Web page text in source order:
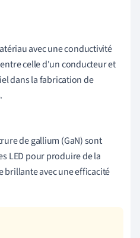
avec une conductivité
celle d'un conducteur et
dans la fabrication de
de gallium (GaN) sont
LED pour produire de la
brillante avec une efficacité